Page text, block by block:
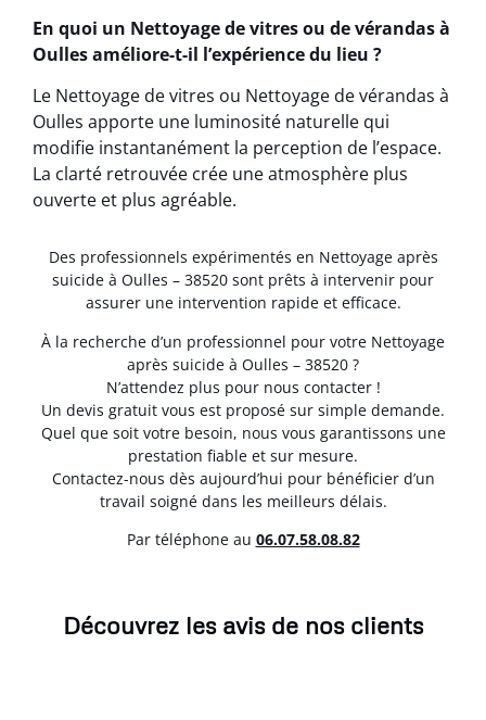
En quoi un Nettoyage de vitres ou de vérandas à
Oulles améliore-t-il l’expérience du lieu ?
Le Nettoyage de vitres ou Nettoyage de vérandas à
Oulles apporte une luminosité naturelle qui
modifie instantanément la perception de l’espace.
La clarté retrouvée crée une atmosphère plus
ouverte et plus agréable.
Des professionnels expérimentés en Nettoyage après
suicide à Oulles – 38520 sont prêts à intervenir pour
assurer une intervention rapide et efficace.
À la recherche d’un professionnel pour votre Nettoyage
après suicide à Oulles – 38520 ?
N’attendez plus pour nous contacter !
Un devis gratuit vous est proposé sur simple demande.
Quel que soit votre besoin, nous vous garantissons une
prestation fiable et sur mesure.
Contactez-nous dès aujourd’hui pour bénéficier d’un
travail soigné dans les meilleurs délais.
Par téléphone au 06.07.58.08.82
Découvrez les avis de nos clients